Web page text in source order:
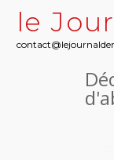
le